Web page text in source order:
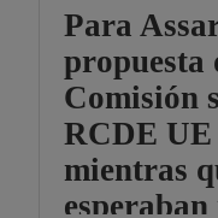
Para
propuesta
Comisión
RCDE
mientras